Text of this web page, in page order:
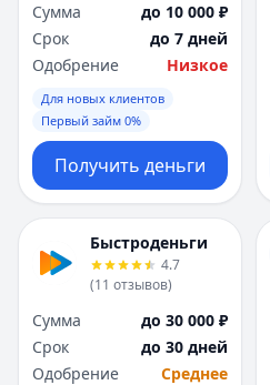
Сумма
до 10 000 ₽
Срок
до 7 дней
Одобрение
Низкое
Для новых клиентов
Первый займ 0%
Получить деньги
Быстроденьги
4.7
(11 отзывов)
Сумма
до 30 000 ₽
Срок
до 30 дней
Одобрение
Среднее